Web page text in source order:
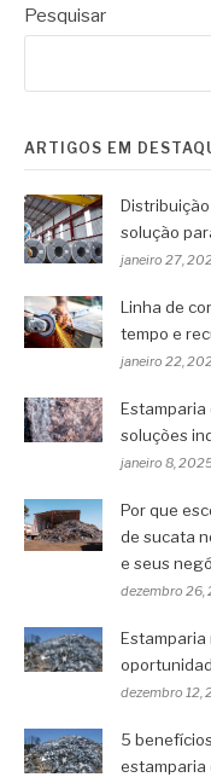
Pesquisar
ARTIGOS EM
solução
janeiro 27,
Linha de
tempo e
janeiro 22,
Estamparia
soluções
janeiro 8,
Por que
de sucata
e seus
dezembro 26,
Estamparia
dezembro 12,
5
estamparia